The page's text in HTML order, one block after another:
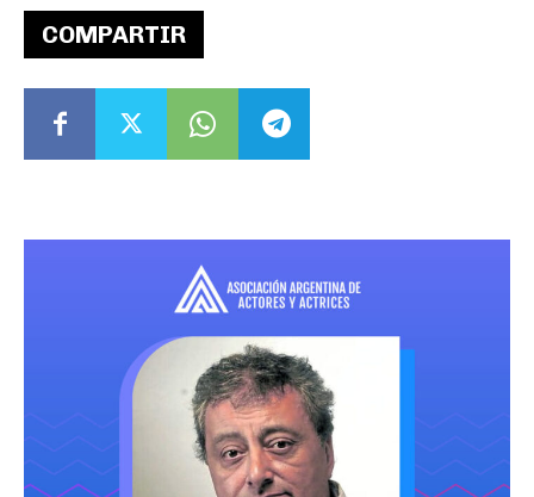
COMPARTIR